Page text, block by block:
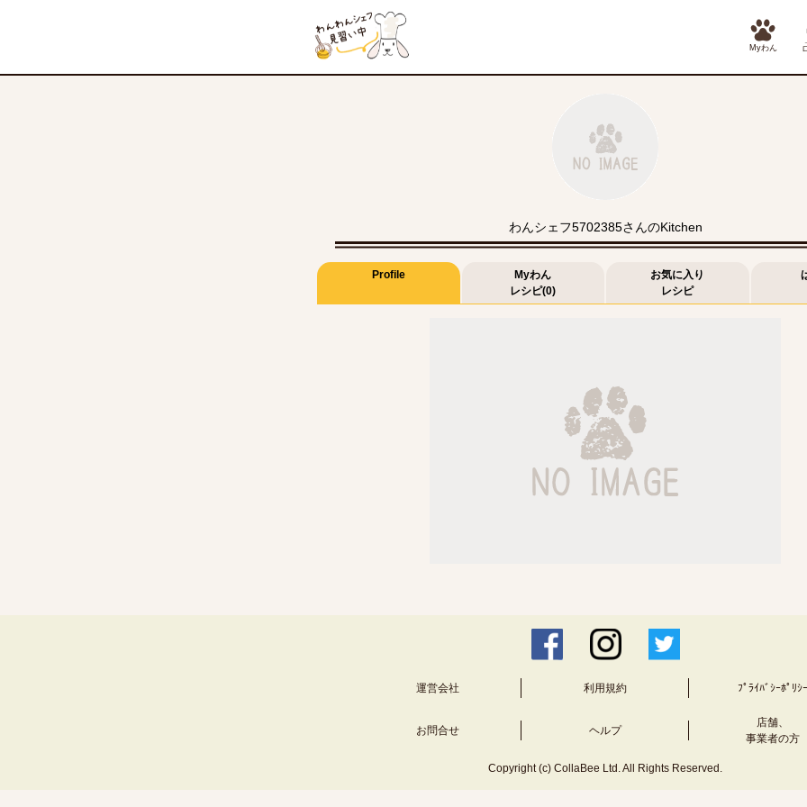
Myわん
わんシェフ5702385さんのKitchen
Profile
Myわん
レシピ(0)
お気に入り
レシピ
運営会社 利用規約 ﾌﾟﾗｲﾊﾞｼｰﾎﾟﾘｼｰ
お問合せ ヘルプ
店舗、
事業者の方
Copyright (c) CollaBee Ltd. All Rights Reserved.